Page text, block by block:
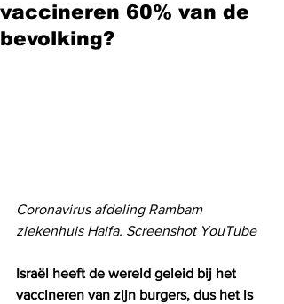
vaccineren 60% van de
bevolking?
Coronavirus afdeling Rambam
ziekenhuis Haifa. Screenshot YouTube
Israël heeft de wereld geleid bij het
vaccineren van zijn burgers, dus het is